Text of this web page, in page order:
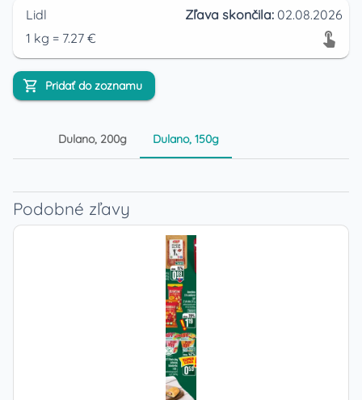
Lidl Zľava skončila: 02.08.2026
1 kg = 7.27 €
Pridať do zoznamu
Dulano, 200g Dulano, 150g
Podobné zľavy